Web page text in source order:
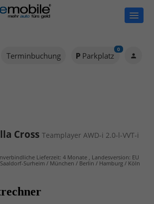
Terminbuchung Parkplatz
0
Cross Teamplayer AWD-i 2.0-l-VVT-i
Lieferzeit: 4 Monate , Landesversion: EU
Surheim / München / Berlin / Hamburg / Köln